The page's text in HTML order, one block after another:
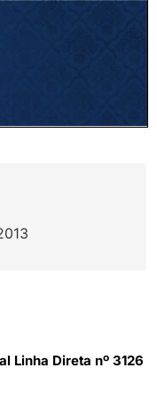
Linha Direta nº 3126